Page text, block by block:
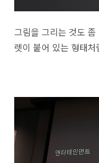
그림을 그리는 것도
렛이 붙어 있는 형태처